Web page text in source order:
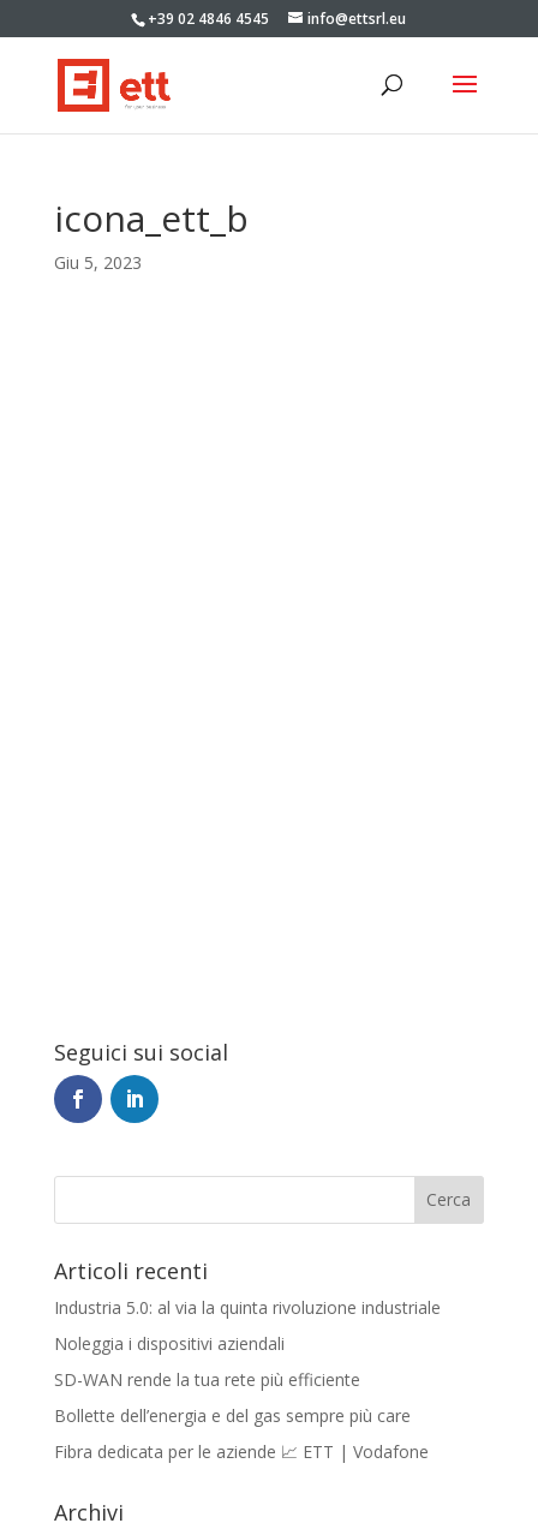
+39 02 4846 4545 info@ettsrl.eu
icona_ett_b
Giu 5, 2023
Seguici sui social
Articoli recenti
Industria 5.0: al via la quinta rivoluzione industriale
Noleggia i dispositivi aziendali
SD-WAN rende la tua rete più efficiente
Bollette dell’energia e del gas sempre più care
Fibra dedicata per le aziende 📈 ETT | Vodafone
Archivi